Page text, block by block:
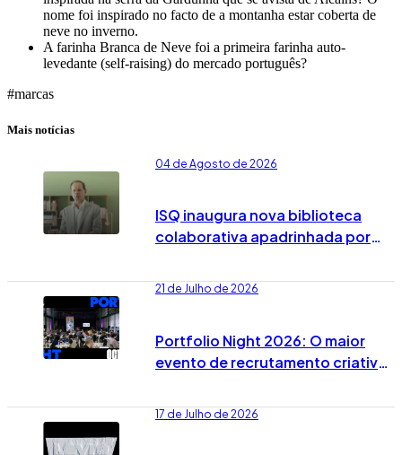
nome foi inspirado no facto de a montanha estar coberta de
neve no inverno.
A farinha Branca de Neve foi a primeira farinha auto-
levedante (self-raising) do mercado português?
#marcas
Mais notícias
04 de Agosto de 2026
ISQ inaugura nova biblioteca
colaborativa apadrinhada por
21 de Julho de 2026
Portfolio Night 2026: O maior
evento de recrutamento criativo
17 de Julho de 2026